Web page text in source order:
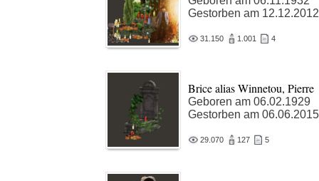
Gestorben am 12.12.2012
31.150 1.001 4
Brice alias Winnetou, Pierre
Geboren am 06.02.1929
Gestorben am 06.06.2015
29.070 127 5